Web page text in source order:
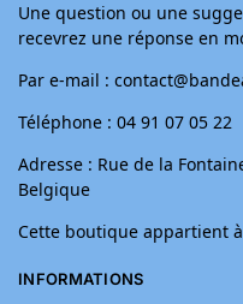
Une question ou une
recevrez une réponse en
Par e-mail :
Téléphone : 04 91 07 05 22
Adresse : Rue de la
Belgique
Cette boutique appartient
INFORMATIONS